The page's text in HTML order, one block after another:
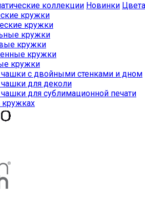
коллекции Новинки Цвета
кружки
кружки
кружки
кружки
кружки
кружки
с двойными стенками и дном
для деколи
для сублимационной печати
кружках